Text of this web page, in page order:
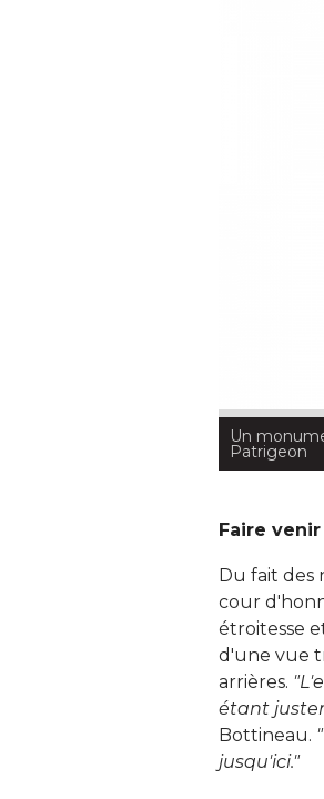
Un
Patrigeon
Faire
Du fait des
cour
étroitesse
d'une vue
arrières.
étant
Bottineau.
jusqu'ici."